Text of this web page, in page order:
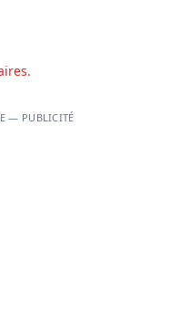
— PUBLICITÉ